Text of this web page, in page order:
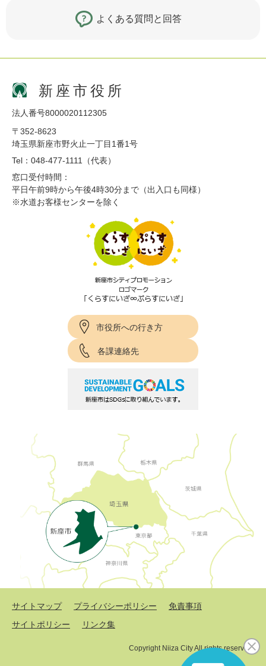
よくある質問と回答
新座市役所
法人番号8000020112305
〒352-8623
埼玉県新座市野火止一丁目1番1号
Tel：048-477-1111（代表）
窓口受付時間：
平日午前9時から午後4時30分まで（出入口も同様）
※水道お客様センターを除く
市役所への行き方
各課連絡先
サイトマップ プライバシーポリシー
免責事項
サイトポリシー
リンク集
Copyright Niiza City All rights reserved.